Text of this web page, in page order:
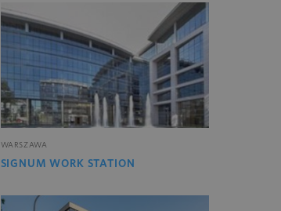
WARSZAWA
SIGNUM WORK STATION